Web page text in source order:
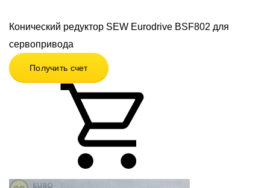
Конический редуктор SEW Eurodrive BSF802 для
сервопривода
Получить счет